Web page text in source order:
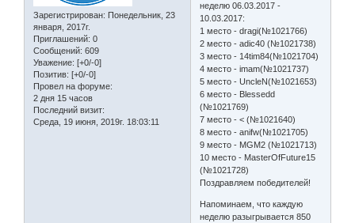
Зарегистрирован: Понедельник, 23
января, 2017г.
Приглашений: 0
Сообщений: 609
Уважение: [+0/-0]
Позитив: [+0/-0]
Провел на форуме:
2 дня 15 часов
Последний визит:
Среда, 19 июня, 2019г. 18:03:11
неделю 06.03.2017 -
10.03.2017:
1 место - dragi(№1021766)
2 место - adic40 (№1021738)
3 место - 14tim84(№1021704)
4 место - imam(№1021737)
5 место - UncleN(№1021653)
6 место - Blessedd
(№1021769)
7 место - < (№1021640)
8 место - anifw(№1021705)
9 место - MGM2 (№1021713)
10 место - MasterOfFuture15
(№1021728)
Поздравляем победителей!
Напоминаем, что каждую
неделю разыгрывается 850